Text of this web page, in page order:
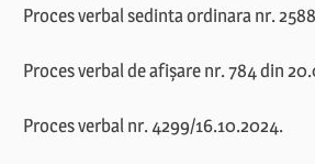
Proces verbal sedinta ordinara nr.
Proces verbal de afișare nr. 784 din
Proces verbal nr. 4299/16.10.2024.